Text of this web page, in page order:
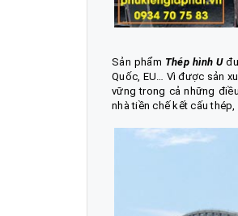
Sản phẩm Thép hình U
Quốc, EU… Vì được sản
vững trong cả những
nhà tiền chế kết cấu